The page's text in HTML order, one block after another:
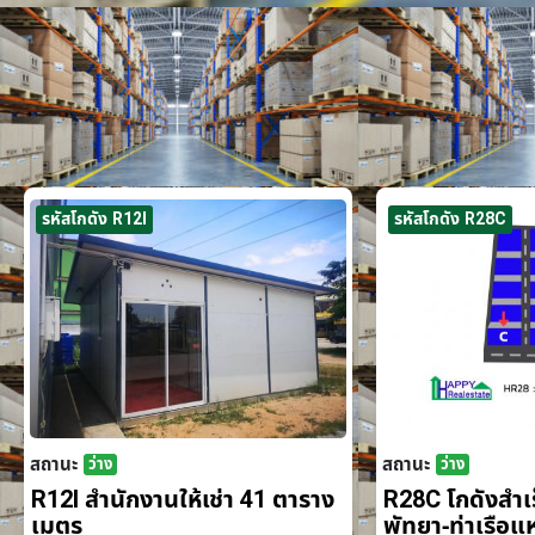
รหัสโกดัง R12I
สถานะ ว่าง
R12I สำนักงานให้เช่า 41 ตาราง
เมตร
รหัสโกดัง R28C
สถานะ ว่าง
R28C โกดังสำ
พัทยา-ท่าเรือ